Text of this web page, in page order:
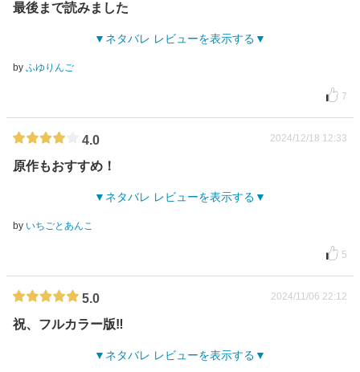
最後まで読みました
ネタバレ レビューを表示する
by ふゆりんご
7
4.0 2024/12/18 12:33
原作もおすすめ！
ネタバレ レビューを表示する
by いちごとあんこ
5
5.0 2024/11/06 22:12
祝、フルカラー版‼️
ネタバレ レビューを表示する